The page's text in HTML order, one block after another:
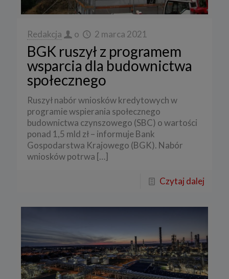
Redakcja o 2 marca 2021
BGK ruszył z programem
wsparcia dla budownictwa
społecznego
Ruszył nabór wniosków kredytowych w
programie wspierania społecznego
budownictwa czynszowego (SBC) o wartości
ponad 1,5 mld zł – informuje Bank
Gospodarstwa Krajowego (BGK). Nabór
wniosków potrwa […]
Czytaj dalej